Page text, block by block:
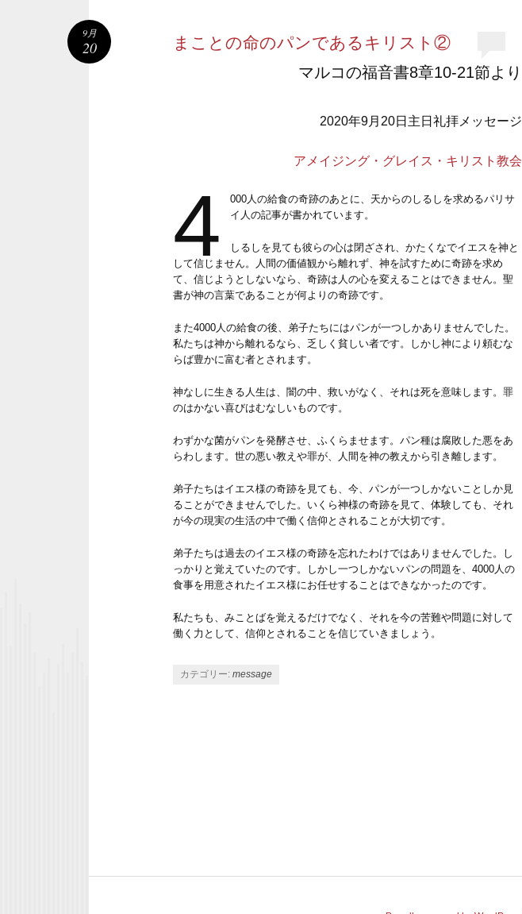
まことの命のパンであるキリスト②
マルコの福音書8章10-21節より
2020年9月20日主日礼拝メッセージ
アメイジング・グレイス・キリスト教会
4
000人の給食の奇跡のあとに、天からのしるしを求めるパリサ
イ人の記事が書かれています。
しるしを見ても彼らの心は閉ざされ、かたくなでイエスを神と
して信じません。人間の価値観から離れず、神を試すために奇跡を求め
て、信じようとしないなら、奇跡は人の心を変えることはできません。聖
書が神の言葉であることが何よりの奇跡です。
また4000人の給食の後、弟子たちにはパンが一つしかありませんでした。
私たちは神から離れるなら、乏しく貧しい者です。しかし神により頼むな
らば豊かに富む者とされます。
神なしに生きる人生は、闇の中、救いがなく、それは死を意味します。罪
のはかない喜びはむなしいものです。
わずかな菌がパンを発酵させ、ふくらませます。パン種は腐敗した悪をあ
らわします。世の悪い教えや罪が、人間を神の教えから引き離します。
弟子たちはイエス様の奇跡を見ても、今、パンが一つしかないことしか見
ることができませんでした。いくら神様の奇跡を見て、体験しても、それ
が今の現実の生活の中で働く信仰とされることが大切です。
弟子たちは過去のイエス様の奇跡を忘れたわけではありませんでした。し
っかりと覚えていたのです。しかし一つしかないパンの問題を、4000人の
食事を用意されたイエス様にお任せすることはできなかったのです。
私たちも、みことばを覚えるだけでなく、それを今の苦難や問題に対して
働く力として、信仰とされることを信じていきましょう。
カテゴリー: message
9月
20